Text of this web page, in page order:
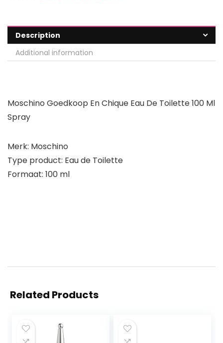
Description
Additional information
Moschino Goedkoop En Chique Eau De Toilette 100 Ml
Spray
Merk: Moschino
Type product: Eau de Toilette
Formaat: 100 ml
Related Products